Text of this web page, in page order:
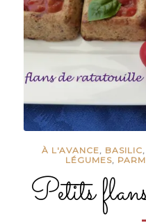
À L'AVANCE, BASILIC,
LÉGUMES,
Petits